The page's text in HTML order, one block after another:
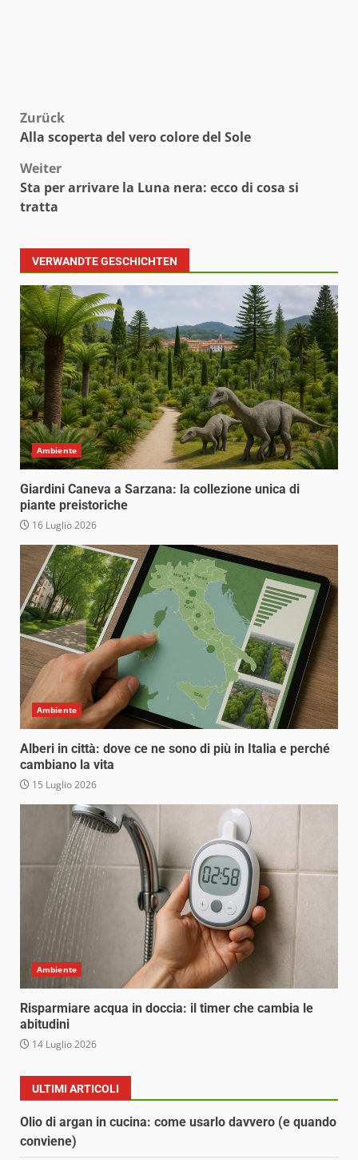
Beitragsnavigation
Zurück
Alla scoperta del vero colore del Sole
Weiter
Sta per arrivare la Luna nera: ecco di cosa si
tratta
VERWANDTE GESCHICHTEN
Ambiente
Giardini Caneva a Sarzana: la collezione unica di
piante preistoriche
16 Luglio 2026
Ambiente
Alberi in città: dove ce ne sono di più in Italia e perché
cambiano la vita
15 Luglio 2026
Ambiente
Risparmiare acqua in doccia: il timer che cambia le
abitudini
14 Luglio 2026
ULTIMI ARTICOLI
Olio di argan in cucina: come usarlo davvero (e quando
conviene)